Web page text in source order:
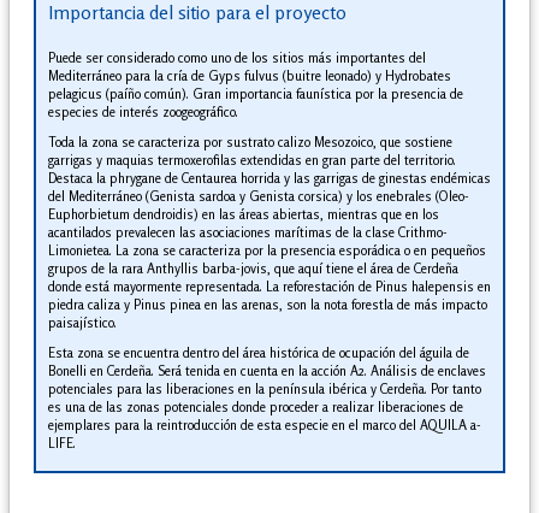
Importancia del sitio para el proyecto
Puede ser considerado como uno de los sitios más importantes del
Mediterráneo para la cría de Gyps fulvus (buitre leonado) y Hydrobates
pelagicus (paíño común). Gran importancia faunística por la presencia de
especies de interés zoogeográfico.
Toda la zona se caracteriza por sustrato calizo Mesozoico, que sostiene
garrigas y maquias termoxerofilas extendidas en gran parte del territorio.
Destaca la phrygane de Centaurea horrida y las garrigas de ginestas endémicas
del Mediterráneo (Genista sardoa y Genista corsica) y los enebrales (Oleo-
Euphorbietum dendroidis) en las áreas abiertas, mientras que en los
acantilados prevalecen las asociaciones marítimas de la clase Crithmo-
Limonietea. La zona se caracteriza por la presencia esporádica o en pequeños
grupos de la rara Anthyllis barba-jovis, que aquí tiene el área de Cerdeña
donde está mayormente representada. La reforestación de Pinus halepensis en
piedra caliza y Pinus pinea en las arenas, son la nota forestla de más impacto
paisajístico.
Esta zona se encuentra dentro del área histórica de ocupación del águila de
Bonelli en Cerdeña. Será tenida en cuenta en la acción A2. Análisis de enclaves
potenciales para las liberaciones en la península ibérica y Cerdeña. Por tanto
es una de las zonas potenciales donde proceder a realizar liberaciones de
ejemplares para la reintroducción de esta especie en el marco del AQUILA a-
LIFE.